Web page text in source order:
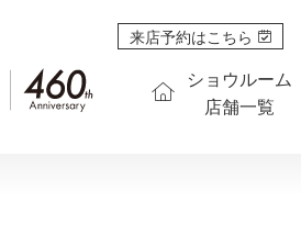
ショウルーム
店舗一覧
来店予約はこちら